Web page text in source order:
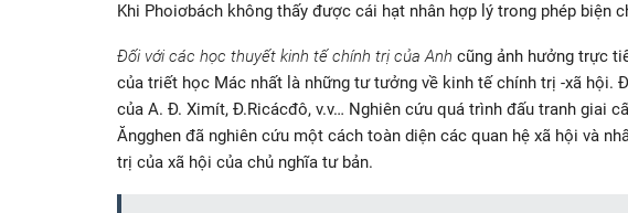
Khi Phoiơbách không thấy được cái hạt nhân hợp lý trong phép biện
Đối với các học thuyết kinh tế chính trị của Anh cũng ảnh hưởng trực
của triết học Mác nhất là những tư tưởng về kinh tế chính trị -xã hội.
của A. Đ. Ximít, Đ.Ricácđô, v.v… Nghiên cứu quá trình đấu tranh giai
Ăngghen đã nghiên cứu một cách toàn diện các quan hệ xã hội và
trị của xã hội của chủ nghĩa tư bản.